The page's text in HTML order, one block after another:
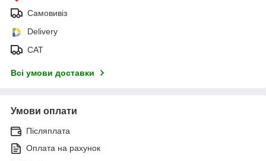
Самовивіз
Delivery
САТ
Всі умови доставки
Умови оплати
Післяплата
Оплата на рахунок